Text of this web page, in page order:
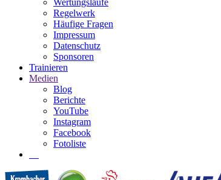
Regelwerk
Häufige Fragen
Impressum
Datenschutz
Sponsoren
Trainieren
Medien
Blog
Berichte
YouTube
Instagram
Facebook
Fotoliste